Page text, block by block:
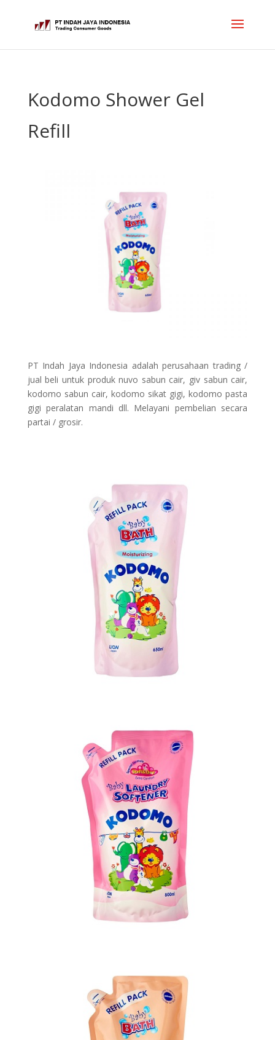
Kodomo Shower Gel
Refill
PT Indah Jaya Indonesia adalah perusahaan trading /
jual beli untuk produk nuvo sabun cair, giv sabun cair,
kodomo sabun cair, kodomo sikat gigi, kodomo pasta
gigi peralatan mandi dll. Melayani pembelian secara
partai / grosir.